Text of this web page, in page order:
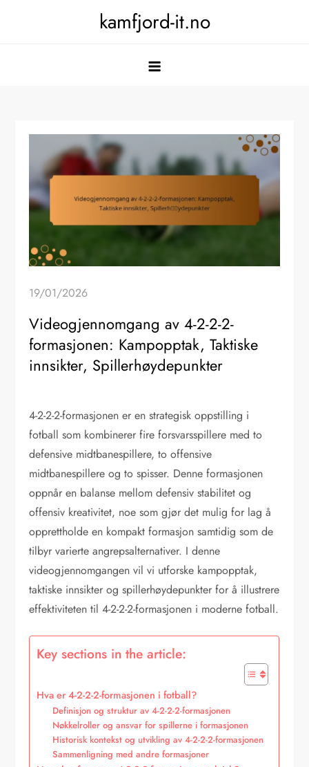
kamfjord-it.no
19/01/2026
Videogjennomgang av 4-2-2-2-
formasjonen: Kampopptak, Taktiske
innsikter, Spillerhøydepunkter
4-2-2-2-formasjonen er en strategisk oppstilling i
fotball som kombinerer fire forsvarsspillere med to
defensive midtbanespillere, to offensive
midtbanespillere og to spisser. Denne formasjonen
oppnår en balanse mellom defensiv stabilitet og
offensiv kreativitet, noe som gjør det mulig for lag å
opprettholde en kompakt formasjon samtidig som de
tilbyr varierte angrepsalternativer. I denne
videogjennomgangen vil vi utforske kampopptak,
taktiske innsikter og spillerhøydepunkter for å illustrere
effektiviteten til 4-2-2-2-formasjonen i moderne fotball.
Key sections in the article:
Hva er 4-2-2-2-formasjonen i fotball?
Definisjon og struktur av 4-2-2-2-formasjonen
Nøkkelroller og ansvar for spillerne i formasjonen
Historisk kontekst og utvikling av 4-2-2-2-formasjonen
Sammenligning med andre formasjoner